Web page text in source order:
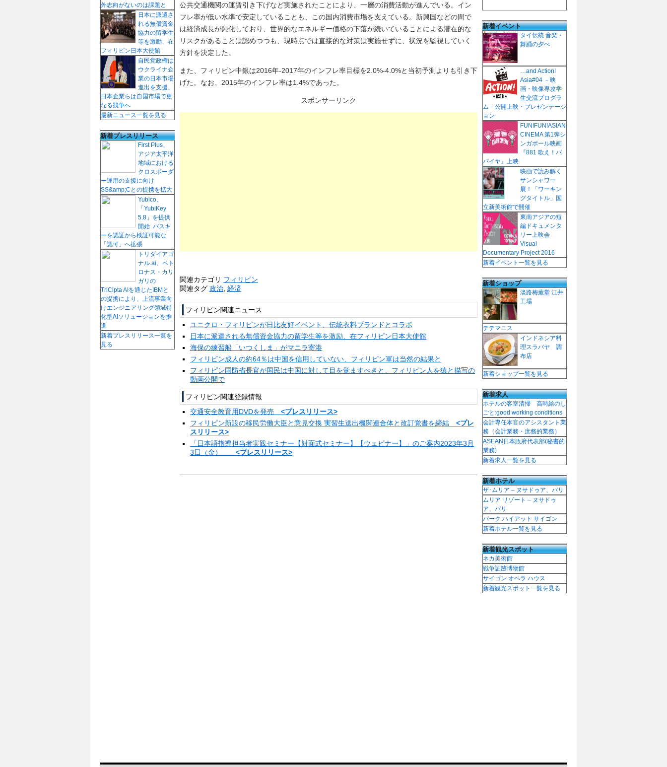
公共交通機関の運賃引き下げなど実施されたことにより、一層の消費活動が進んでいる。イン
フレ率が低い水準で安定していることも、この国内消費市場を支えている。新興国などの間で
は経済成長が鈍化しており、世界的なエネルギー価格の下落が続いていることによる潜在的な
リスクがあることは認めつつも、現時点では直接的な対策は実施せずに、状況を監視していく
方針を決定した。
また、フィリピン中銀は2016年-2017年のインフレ率目標を2.0%-4.0%と当初予測よりも引き下
げた。なお、2015年のインフレ率は1.4%であった。
スポンサーリンク
関連カテゴリ フィリピン
関連タグ 政治 経済
フィリピン関連ニュース
ユニクロ・フィリピンが日比友好イベント、伝統衣料ブランドとコラボ
日本に派遣される無償資金協力の留学生等を激励、在フィリピン日本大使館
海保の練習船「いつくしま」がマニラ寄港
フィリピン成人の約64％は中国を信用していない、フィリピン軍は当然の結果と
フィリピン国防省長官が国民は中国に対して目を覚ますべきと、フィリピン人を猿と描写の
動画公開で
フィリピン関連登録情報
交通安全教育用DVDを発売 <プレスリリース>
フィリピン新設の移民労働大臣と意見交換 実習生送出機関連合体と改訂覚書を締結 <プレ
スリリース>
「日本語指導担当者実践セミナー【対面式セミナー】【ウェビナー】」のご案内2023年3月
3日（金） <プレスリリース>
外志向がないのは課題と
日本に派遣さ
れる無償資金
協力の留学生
等を激励、在
フィリピン日本大使館
自民党政権は
ウクライナ企
業の日本市場
進出を支援、
日本企業らは自国市場で更
なる競争へ
最新ニュース一覧を見る
新着プレスリリース
First Plus、
アジア太平洋
地域における
クロスボーダ
ー運用の支援に向け
SS&amp;Cとの提携を拡大
Yubico、
「YubiKey
5.8」を提供
開始 パスキ
ーを認証から検証可能な
「認可」へ拡張
トリダイアゴ
ナル.ai、ペト
ロナス・カリ
ガリの
TriCipta AIを通じたIBMと
の提携により、上流事業向
けエンジニアリング領域特
化型AIソリューションを推
進
新着プレスリリース一覧を
見る
新着イベント
タイ伝統 音楽・
舞踊の夕べ
…and Action!
Asia#04 －映
画・映像専攻学
生交流プログラ
ム－公開上映・プレゼンテーシ
ョン
FUN!FUN!ASIAN
CINEMA 第1弾シ
ンガポール映画
『881 歌え！パ
パイヤ』上映
映画で読み解く
サンシャワー
展！「ワーキン
グタイトル」国
立新美術館で開催
東南アジアの短
編ドキュメンタ
リー上映会
Visual
Documentary Project 2016
新着イベント一覧を見る
新着ショップ
淡路梅薫堂 江井
工場
テテマニス
インドネシア料
理スラバヤ 調
布店
新着ショップ一覧を見る
新着求人
ホテルの客室清掃 高時給のし
ごと:good working conditions
会計専任本官のアシスタント業
務（会計業務・庶務的業務）
ASEAN日本政府代表部(秘書的
業務)
新着求人一覧を見る
新着ホテル
ザ･ムリア – ヌサドゥア、バリ
ムリア リゾート – ヌサドゥ
ア、バリ
パーク ハイアット サイゴン
新着ホテル一覧を見る
新着観光スポット
ネカ美術館
戦争証跡博物館
サイゴン オペラ ハウス
新着観光スポット一覧を見る